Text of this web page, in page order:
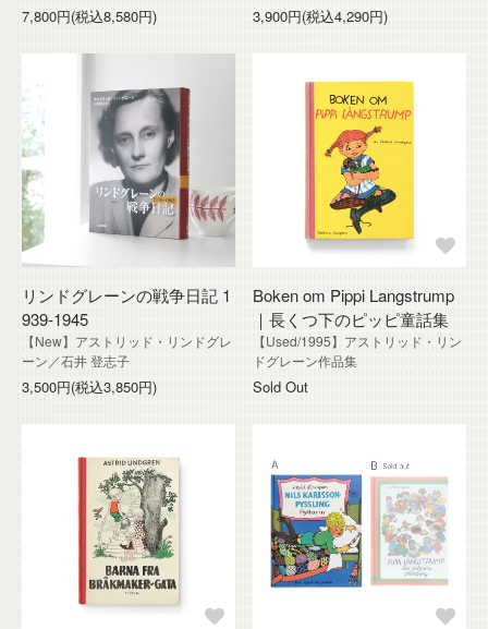
7,800円(税込8,580円) 3,900円(税込4,290円)
リンドグレーンの戦争日記 1
939-1945
【New】アストリッド・リンドグレ
ーン／石井 登志子
3,500円(税込3,850円)
Boken om Pippi Langstrump
｜長くつ下のピッピ童話集
【Used/1995】アストリッド・リン
ドグレーン作品集
Sold Out